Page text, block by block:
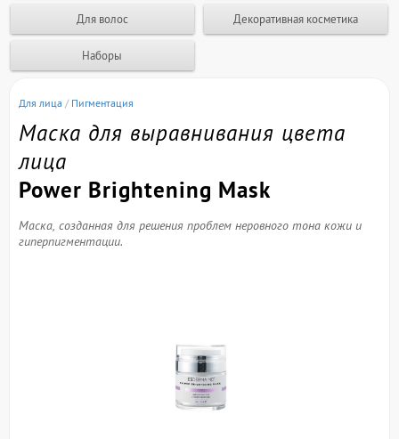
Для волос Декоративная косметика
Наборы
Для лица / Пигментация
Маска для выравнивания цвета
лица
Power Brightening Mask
Маска, созданная для решения проблем неровного тона кожи и
гиперпигментации.